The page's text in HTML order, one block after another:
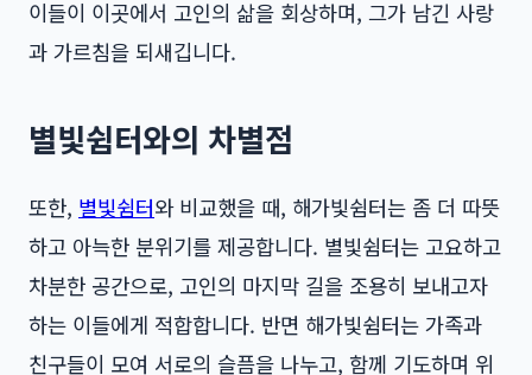
이들이 이곳에서 고인의 삶을 회상하며, 그가 남긴 사랑
과 가르침을 되새깁니다.
별빛쉼터와의 차별점
또한, 별빛쉼터와 비교했을 때, 해가빛쉼터는 좀 더 따뜻
하고 아늑한 분위기를 제공합니다. 별빛쉼터는 고요하고
차분한 공간으로, 고인의 마지막 길을 조용히 보내고자
하는 이들에게 적합합니다. 반면 해가빛쉼터는 가족과
친구들이 모여 서로의 슬픔을 나누고, 함께 기도하며 위